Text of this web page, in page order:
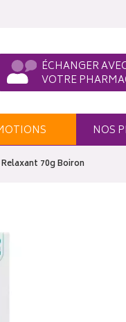
ÉCHANGER
VOTRE
TIONS NOS
70g Boiron